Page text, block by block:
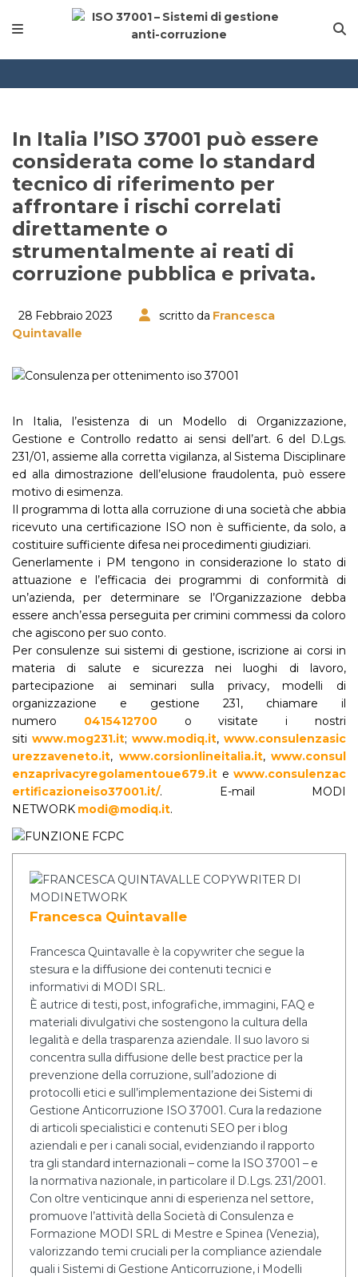
In Italia l’ISO 37001 può essere
considerata come lo standard
tecnico di riferimento per
affrontare i rischi correlati
direttamente o
strumentalmente ai reati di
corruzione pubblica e privata.
28 Febbraio 2023 scritto da Francesca
Quintavalle
In Italia, l’esistenza di un Modello di Organizzazione,
Gestione e Controllo redatto ai sensi dell’art. 6 del D.Lgs.
231/01, assieme alla corretta vigilanza, al Sistema Disciplinare
ed alla dimostrazione dell’elusione fraudolenta, può essere
motivo di esimenza.
Il programma di lotta alla corruzione di una società che abbia
ricevuto una certificazione ISO non è sufficiente, da solo, a
costituire sufficiente difesa nei procedimenti giudiziari.
Generlamente i PM tengono in considerazione lo stato di
attuazione e l’efficacia dei programmi di conformità di
un’azienda, per determinare se l’Organizzazione debba
essere anch’essa perseguita per crimini commessi da coloro
che agiscono per suo conto.
Per consulenze sui sistemi di gestione, iscrizione ai corsi in
materia di salute e sicurezza nei luoghi di lavoro,
partecipazione ai seminari sulla privacy, modelli di
organizzazione e gestione 231, chiamare il
numero 0415412700o visitate i nostri
siti www.mog231.it; www.modiq.it, www.consulenzasic
urezzaveneto.it, www.corsionlineitalia.it, www.consul
enzaprivacyregolamentoue679.it e www.consulenzac
ertificazioneiso37001.it/. E-mail MODI
NETWORK modi@modiq.it.
Francesca Quintavalle
Francesca Quintavalle è la copywriter che segue la
stesura e la diffusione dei contenuti tecnici e
informativi di MODI SRL.
È autrice di testi, post, infografiche, immagini, FAQ e
materiali divulgativi che sostengono la cultura della
legalità e della trasparenza aziendale. Il suo lavoro si
concentra sulla diffusione delle best practice per la
prevenzione della corruzione, sull’adozione di
protocolli etici e sull’implementazione dei Sistemi di
Gestione Anticorruzione ISO 37001. Cura la redazione
di articoli specialistici e contenuti SEO per i blog
aziendali e per i canali social, evidenziando il rapporto
tra gli standard internazionali – come la ISO 37001 – e
la normativa nazionale, in particolare il D.Lgs. 231/2001.
Con oltre venticinque anni di esperienza nel settore,
promuove l’attività della Società di Consulenza e
Formazione MODI SRL di Mestre e Spinea (Venezia),
valorizzando temi cruciali per la compliance aziendale
quali i Sistemi di Gestione Anticorruzione, i Modelli